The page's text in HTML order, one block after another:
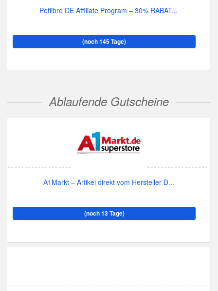
Petlibro DE Affiliate Program – 30% RABAT...
(noch 145 Tage)
Ablaufende Gutscheine
A1Markt – Artikel direkt vom Hersteller D...
(noch 13 Tage)